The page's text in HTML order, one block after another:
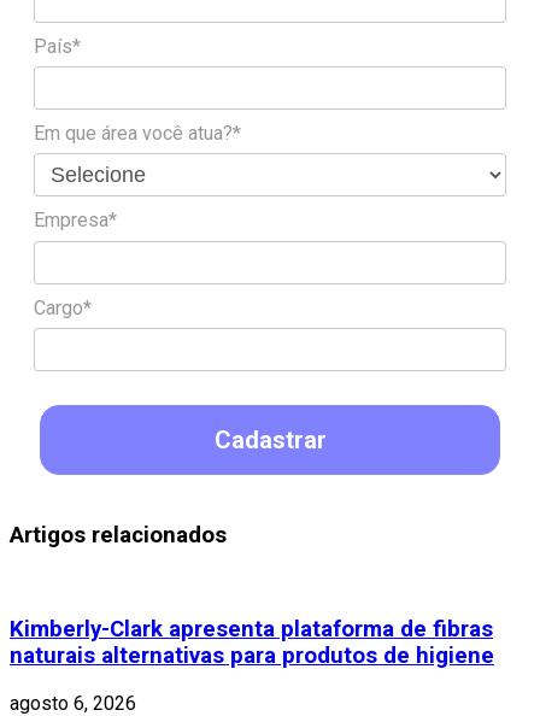
País*
Em que área você atua?*
Empresa*
Cargo*
Cadastrar
Artigos relacionados
Kimberly-Clark apresenta plataforma de fibras
naturais alternativas para produtos de higiene
agosto 6, 2026